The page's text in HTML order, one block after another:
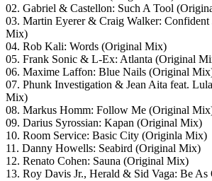
02. Gabriel & Castellon: Such A Tool
03. Martin Eyerer & Craig Walker: Confident
Mix)
04. Rob Kali: Words (Original Mix)
05. Frank Sonic & L-Ex: Atlanta (Original
06. Maxime Laffon: Blue Nails (Original
07. Phunk Investigation & Jean Aita feat.
Mix)
08. Markus Homm: Follow Me (Original
09. Darius Syrossian: Kapan (Original Mix)
10. Room Service: Basic City (Originla Mix)
11. Danny Howells: Seabird (Original Mix)
12. Renato Cohen: Sauna (Original Mix)
13. Roy Davis Jr., Herald & Sid Vaga: Be